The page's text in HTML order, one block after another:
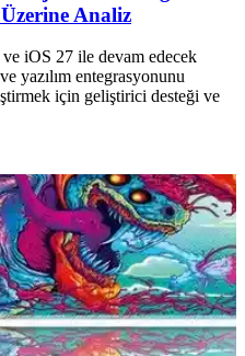
Analiz
iOS 27 ile devam edecek
yazılım entegrasyonunu
için geliştirici desteği ve